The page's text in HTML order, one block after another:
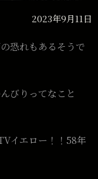
2023年9月11日
恐れもあるそうで
びりってなこと
イエロー！！58年